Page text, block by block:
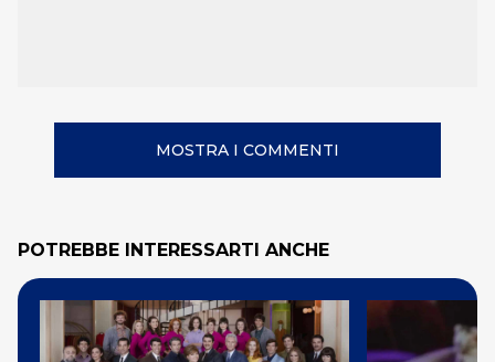
MOSTRA I COMMENTI
POTREBBE INTERESSARTI ANCHE